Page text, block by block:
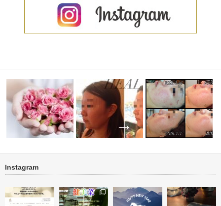
ートメ
小顔ケア 顔筋リフトトリートニキビ・ニキビ跡改善
Instagram